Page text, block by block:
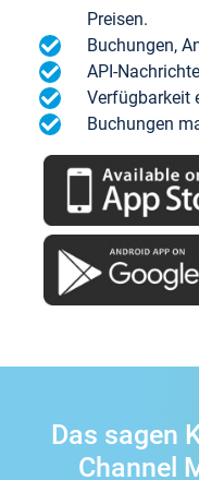
Preisen.
Buchungen,
API-
Verfügbarkeit
Buchungen
Das sagen
Channel